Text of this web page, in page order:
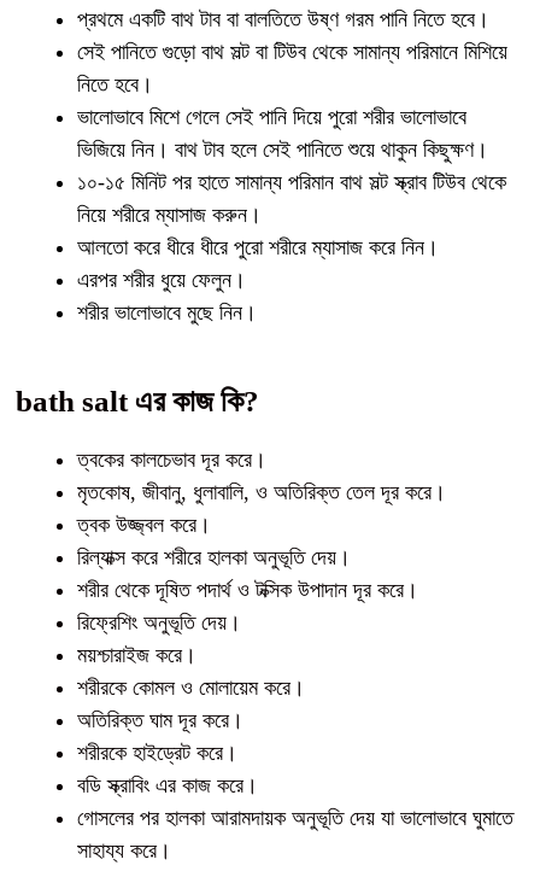
প্রথমে একটি বাথ টাব বা বালতিতে উষ্ণ গরম পানি নিতে হবে।
সেই পানিতে গুড়ো বাথ সল্ট বা টিউব থেকে সামান্য পরিমানে মিশিয়ে
নিতে হবে।
ভালোভাবে মিশে গেলে সেই পানি দিয়ে পুরো শরীর ভালোভাবে
ভিজিয়ে নিন। বাথ টাব হলে সেই পানিতে শুয়ে থাকুন কিছুক্ষণ।
১০-১৫ মিনিট পর হাতে সামান্য পরিমান বাথ সল্ট স্ক্রাব টিউব থেকে
নিয়ে শরীরে ম্যাসাজ করুন।
আলতো করে ধীরে ধীরে পুরো শরীরে ম্যাসাজ করে নিন।
এরপর শরীর ধুয়ে ফেলুন।
শরীর ভালোভাবে মুছে নিন।
bath salt এর কাজ কি?
ত্বকের কালচেভাব দূর করে।
মৃতকোষ, জীবানু, ধুলাবালি, ও অতিরিক্ত তেল দূর করে।
ত্বক উজ্জ্বল করে।
রিল্যাক্স করে শরীরে হালকা অনুভূতি দেয়।
শরীর থেকে দূষিত পদার্থ ও টক্সিক উপাদান দূর করে।
রিফ্রেশিং অনুভূতি দেয়।
ময়শ্চারাইজ করে।
শরীরকে কোমল ও মোলায়েম করে।
অতিরিক্ত ঘাম দূর করে।
শরীরকে হাইড্রেট করে।
বডি স্ক্রাবিং এর কাজ করে।
গোসলের পর হালকা আরামদায়ক অনুভূতি দেয় যা ভালোভাবে ঘুমাতে
সাহায্য করে।